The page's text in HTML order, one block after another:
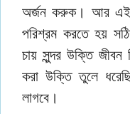
অর্জন করুক। আর এই
পরিশ্রম করতে হয়
চায় সুন্দর উক্তি
করা উক্তি তুলে
লাগবে।